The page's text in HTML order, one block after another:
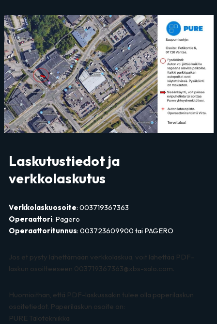
Laskutustiedot ja
verkkolaskutus
Verkkolaskuosoite: 003719367363
Operaattori: Pagero
Operaattoritunnus: 003723609900 tai PAGERO
Jos et pysty lähettämään verkkolaskua, voit lähettää PDF-
laskun osoitteeseen 003719367363@xbs-salo.com.
Huomioithan, että PDF-laskussakin tulee olla paperilaskun
osoitetiedot. Paperilaskun osoite on:
PURE Talotekniikka